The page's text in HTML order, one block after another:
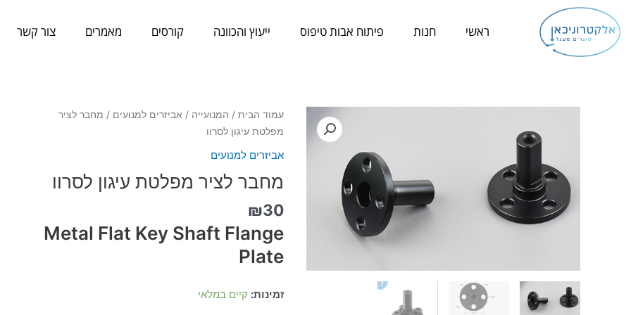
לתוכן
ראשי חנות פיתוח אבות טיפוס ייעוץ והכוונה קורסים מאמרים צור קשר
עמוד הבית/ המנועייה / אביזרים למנועים / מחבר לציר
מפלטת עיגון לסרוו
אביזרים למנועים
מחבר לציר מפלטת עיגון לסרוו
₪30
Metal Flat Key Shaft Flange
Plate
זמינות: קיים במלאי
כמות
של
מפלטת
לסרוו